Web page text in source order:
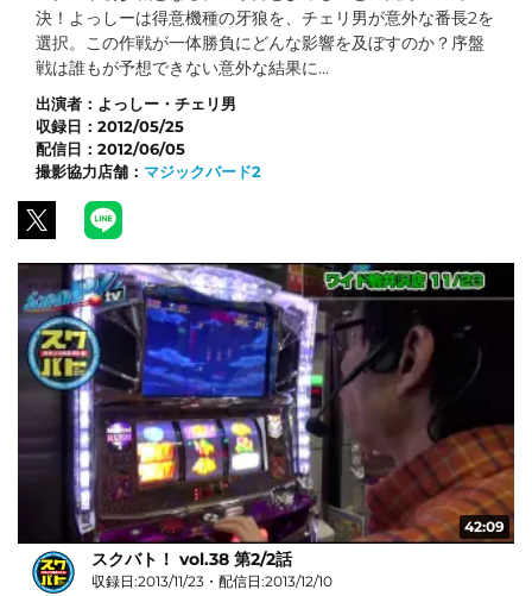
決！よっしーは得意機種の牙狼を、チェリ男が意外な番長2を
選択。この作戦が一体勝負にどんな影響を及ぼすのか？序盤
戦は誰もが予想できない意外な結果に…
出演者： よっしー・チェリ男
収録日： 2012/05/25
配信日： 2012/06/05
撮影協力店舗： マジックバード2
42:09
スクバト！ vol.38 第2/2話
収録日:2013/11/23・配信日:2013/12/10